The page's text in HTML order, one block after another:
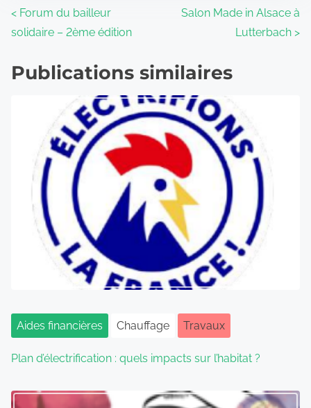
< Forum du bailleur
solidaire – 2ème édition
Salon Made in Alsace à
Lutterbach >
Publications similaires
Aides financières Chauffage Travaux
Plan d’électrification : quels impacts sur l’habitat ?